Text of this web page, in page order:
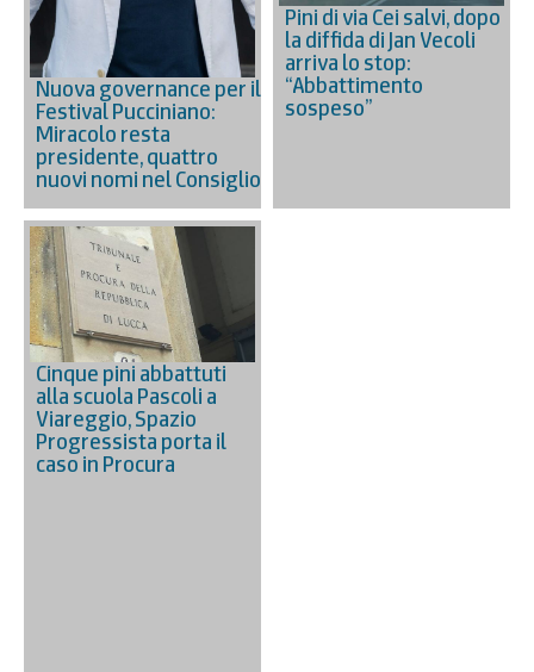
Nuova governance per il
Festival Pucciniano:
Miracolo resta
presidente, quattro
nuovi nomi nel Consiglio
Pini di via Cei salvi, dopo
la diffida di Jan Vecoli
arriva lo stop:
“Abbattimento
sospeso”
Cinque pini abbattuti
alla scuola Pascoli a
Viareggio, Spazio
Progressista porta il
caso in Procura